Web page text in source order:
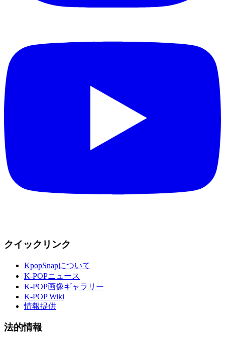
クイックリンク
KpopSnapについて
K-POPニュース
K-POP画像ギャラリー
K-POP Wiki
情報提供
法的情報